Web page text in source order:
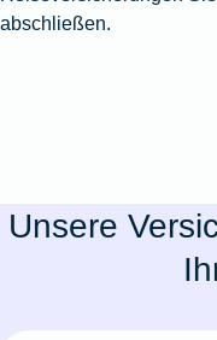
abschließen.
Unsere